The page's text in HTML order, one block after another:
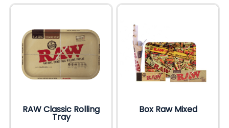
RAW Classic Rolling
Tray
Box Raw Mixed